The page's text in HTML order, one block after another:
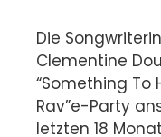
Die
Clementine
“Something To
Rav”e-Party
letzten 18